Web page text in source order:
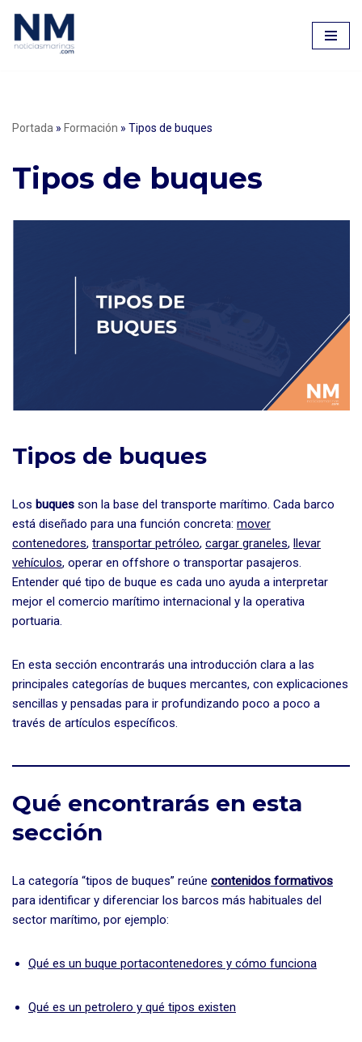
Saltar
Portada » Formación » Tipos de buques
Tipos de buques
Tipos de buques
Los buques son la base del transporte marítimo. Cada barco
está diseñado para una función concreta: mover
contenedores, transportar petróleo, cargar graneles, llevar
vehículos, operar en offshore o transportar pasajeros.
Entender qué tipo de buque es cada uno ayuda a interpretar
mejor el comercio marítimo internacional y la operativa
portuaria.
En esta sección encontrarás una introducción clara a las
principales categorías de buques mercantes, con explicaciones
sencillas y pensadas para ir profundizando poco a poco a
través de artículos específicos.
Qué encontrarás en esta
sección
La categoría “tipos de buques” reúne contenidos formativos
para identificar y diferenciar los barcos más habituales del
sector marítimo, por ejemplo:
Qué es un buque portacontenedores y cómo funciona
Qué es un petrolero y qué tipos existen